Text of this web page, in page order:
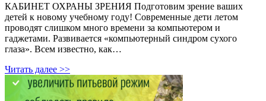
КАБИНЕТ ОХРАНЫ ЗРЕНИЯ Подготовим зрение ваших
детей к новому учебному году! Современные дети летом
проводят слишком много времени за компьютером и
гаджетами. Развивается «компьютерный синдром сухого
глаза». Всем известно, как…
Читать далее >>